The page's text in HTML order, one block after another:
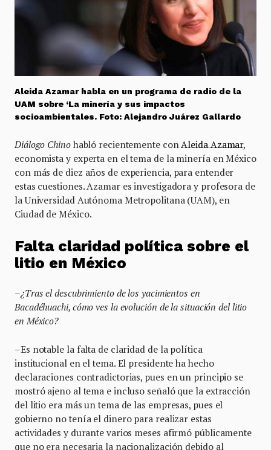
Aleida Azamar habla en un programa de radio de la
UAM sobre ‘La minería y sus impactos
socioambientales. Foto: Alejandro Juárez Gallardo
Diálogo Chinohabló recientemente con Aleida Azamar,
economista y experta en el tema de la minería en México
con más de diez años de experiencia, para entender
estas cuestiones. Azamar es investigadora y profesora de
la Universidad Autónoma Metropolitana (UAM), en
Ciudad de México.
Falta claridad política sobre el
litio en México
–¿Tras el descubrimiento de los yacimientos en
Bacadéhuachi, cómo ves la evolución de la situación del litio
en México?
–Es notable la falta de claridad de la política
institucional en el tema. El presidente ha hecho
declaraciones contradictorias, pues en un principio se
mostró ajeno al tema e incluso señaló que la extracción
del litio era más un tema de las empresas, pues el
gobierno no tenía el dinero para realizar estas
actividades y durante varios meses afirmó públicamente
que no era necesaria la nacionalización debido al